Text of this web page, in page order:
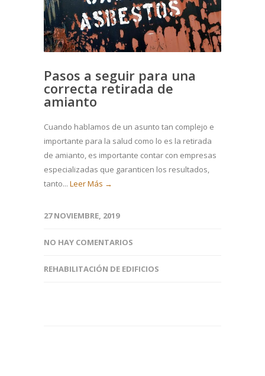
Pasos a seguir para una
correcta retirada de
amianto
Cuando hablamos de un asunto tan complejo e
importante para la salud como lo es la retirada
de amianto, es importante contar con empresas
especializadas que garanticen los resultados,
tanto... Leer Más →
27 NOVIEMBRE, 2019
NO HAY COMENTARIOS
REHABILITACIÓN DE EDIFICIOS